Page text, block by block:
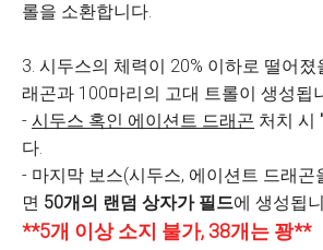
롤을 소환합니다.
3. 시두스의 체력이 20% 이하로 떨어
래곤과 100마리의 고대 트롤이 생성됩
- 시두스 혹인 에이션트 드래곤 처치 시
다.
- 마지막 보스(시두스, 에이션트 드래곤
면 50개의 랜덤 상자가 필드에 생성됩
**5개 이상 소지 불가, 38개는 꽝**